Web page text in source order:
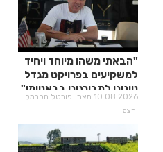
"הבאתי משהו מיוחד ויחיד
למשקיעים בפרויקט מגדל
טונינו למבורגיני בבאטומי"
10.08.2026 מאת: פורטל הכרמל
והצפון